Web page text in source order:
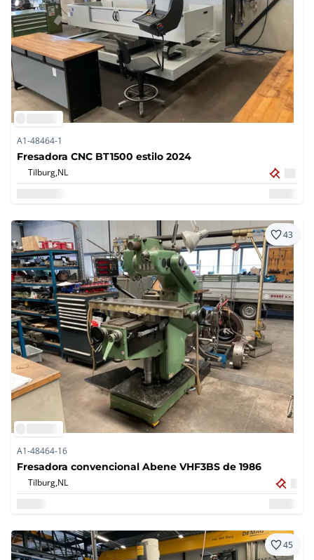
A1-48464-1
Fresadora CNC BT1500 estilo 2024
Tilburg,NL
43
A1-48464-16
Fresadora convencional Abene VHF3BS de 1986
Tilburg,NL
45